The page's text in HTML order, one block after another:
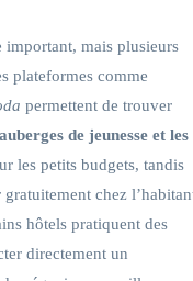
important, mais plusieurs
plateformes comme
permettent de trouver
auberges de jeunesse et les
les petits budgets, tandis
chez
hôtels pratiquent des
directement un